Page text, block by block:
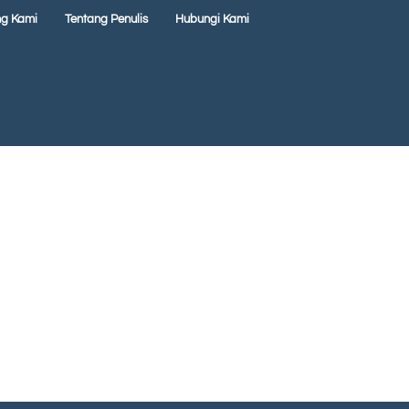
Kami Tentang Penulis Hubungi Kami